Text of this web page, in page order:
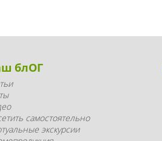
блОГ
самостоятельно
экскурсии